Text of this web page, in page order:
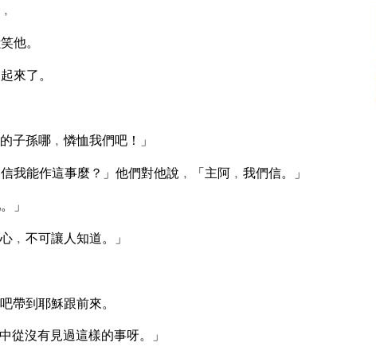
他。
來了。
子孫哪﹐憐恤我們吧！」
能作這事麼？」他們對他說﹐「主阿﹐我們信。」
」
﹐不可讓人知道。」
帶到耶穌跟前來。
沒有見過這樣的事呀。」